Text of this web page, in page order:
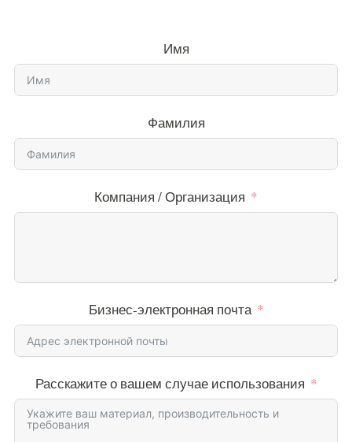
Имя
Фамилия
Компания / Организация
Бизнес-электронная почта
Расскажите о вашем случае использования